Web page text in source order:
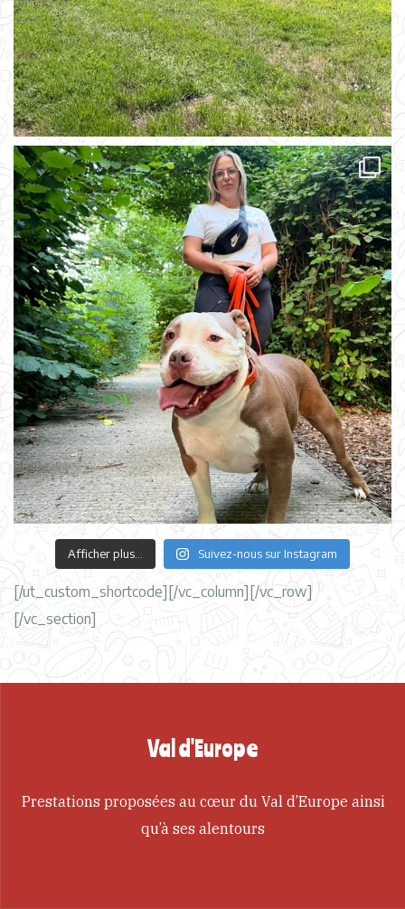
Afficher plus... Suivez-nous sur Instagram
[/ut_custom_shortcode][/vc_column][/vc_row]
[/vc_section]
Val d'Europe
Prestations proposées au cœur du Val d’Europe ainsi
qu’à ses alentours